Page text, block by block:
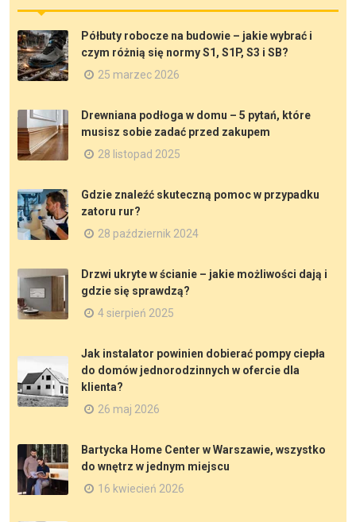
Półbuty robocze na budowie – jakie wybrać i
czym różnią się normy S1, S1P, S3 i SB?
25 marzec 2026
Drewniana podłoga w domu – 5 pytań, które
musisz sobie zadać przed zakupem
28 listopad 2025
Gdzie znaleźć skuteczną pomoc w przypadku
zatoru rur?
28 październik 2024
Drzwi ukryte w ścianie – jakie możliwości dają i
gdzie się sprawdzą?
4 sierpień 2025
Jak instalator powinien dobierać pompy ciepła
do domów jednorodzinnych w ofercie dla
klienta?
26 maj 2026
Bartycka Home Center w Warszawie, wszystko
do wnętrz w jednym miejscu
16 kwiecień 2026